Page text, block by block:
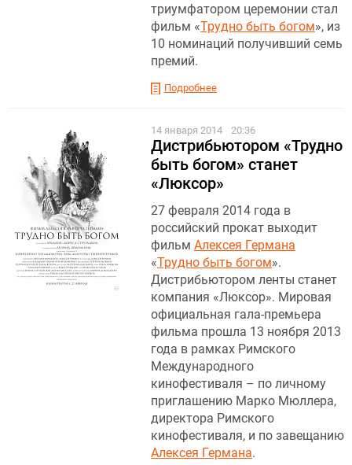
триумфатором церемонии стал
фильм «Трудно быть богом», из
10 номинаций получивший семь
премий.
Подробнее
14 января 2014 20:36
Дистрибьютором «Трудно
быть богом» станет
«Люксор»
27 февраля 2014 года в
российский прокат выходит
фильм Алексея Германа
«Трудно быть богом».
Дистрибьютором ленты станет
компания «Люксор». Мировая
официальная гала-премьера
фильма прошла 13 ноября 2013
года в рамках Римского
Международного
кинофестиваля – по личному
приглашению Марко Мюллера,
директора Римского
кинофестиваля, и по завещанию
Алексея Германа.